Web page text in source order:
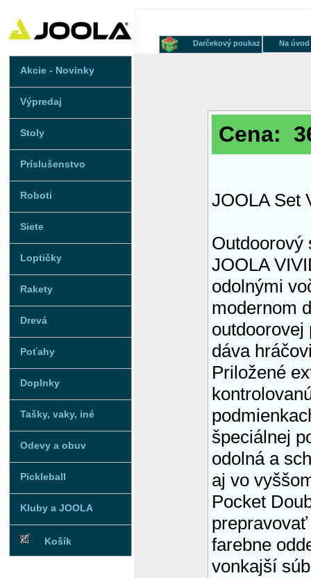
Akcie - Novinky
Výpredaj
Stoly
Príslušenstvo
Roboti
Siete
Loptičky
Rakety
Drevá
Poťahy
Doplnky
Tašky, vaky, iné
Odevy a obuv
Pickleball
Kluby a JOOLA
Košík
Na úvod
Darčekový poukaz
Cena:
JOOLA Set
Outdoorový
JOOLA
odolnými
modernom
dáva
Priložené
špeciálnej
odolná a
aj vo
Pocket
farebne
vonkajší